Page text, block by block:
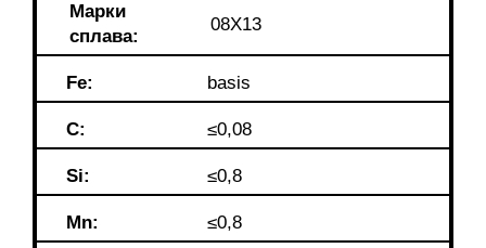
Марки
сплава:
08Х13
Fe: basis
C: ≤0,08
Si: ≤0,8
Mn: ≤0,8